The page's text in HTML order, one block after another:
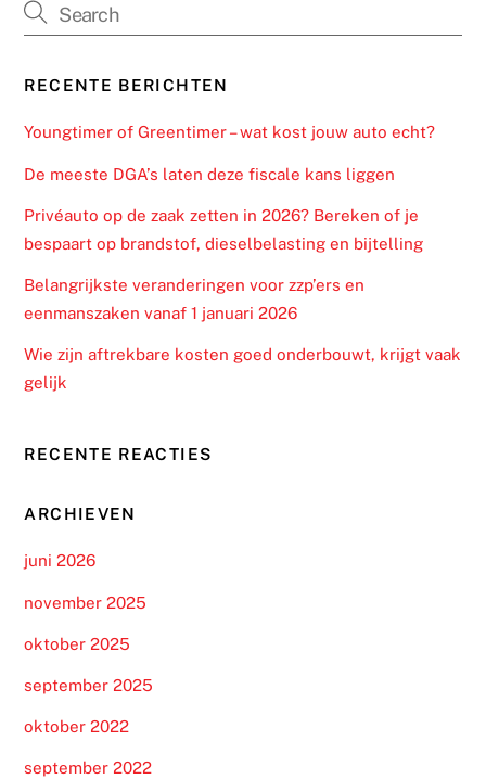
RECENTE BERICHTEN
Youngtimer of Greentimer – wat kost jouw auto echt?
De meeste DGA’s laten deze fiscale kans liggen
Privéauto op de zaak zetten in 2026? Bereken of je
bespaart op brandstof, dieselbelasting en bijtelling
Belangrijkste veranderingen voor zzp’ers en
eenmanszaken vanaf 1 januari 2026
Wie zijn aftrekbare kosten goed onderbouwt, krijgt vaak
gelijk
RECENTE REACTIES
ARCHIEVEN
juni 2026
november 2025
oktober 2025
september 2025
oktober 2022
september 2022